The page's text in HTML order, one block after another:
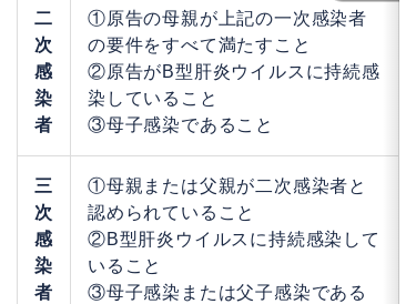
二
次
感
染
者
①原告の母親が上記の一次感染者
の要件をすべて満たすこと
②原告がB型肝炎ウイルスに持続感
染していること
③母子感染であること
三
次
感
染
者
①母親または父親が二次感染者と
認められていること
②B型肝炎ウイルスに持続感染して
いること
③母子感染または父子感染である